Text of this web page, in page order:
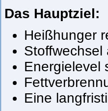
Das Hauptziel:
Heißhunger
Stoffwechsel
Energielevel
Eine